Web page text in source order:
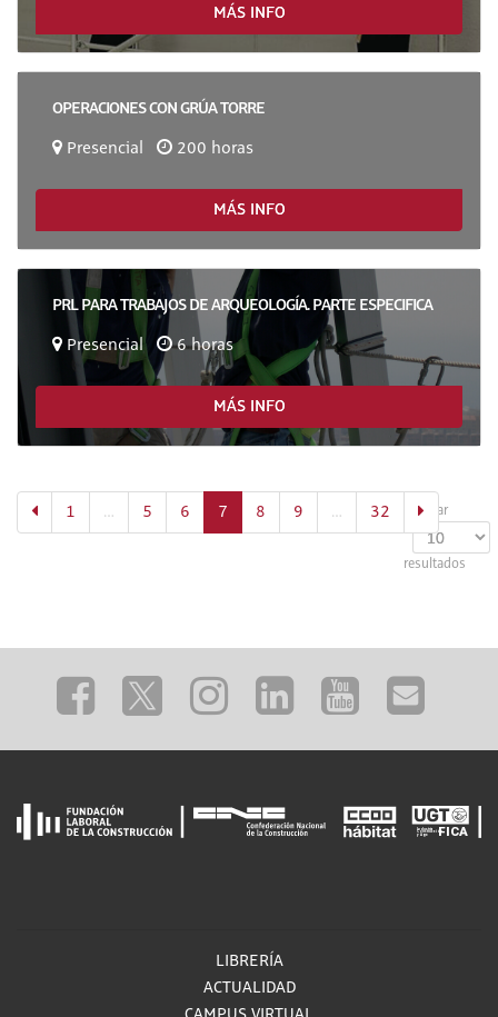
MÁS INFO
OPERACIONES CON GRÚA TORRE
Presencial 200 horas
MÁS INFO
PRL PARA TRABAJOS DE ARQUEOLOGÍA. PARTE ESPECIFICA
Presencial 6 horas
MÁS INFO
Mostrar
resultados
1 … 5 6 7 (actual)
8 9 … 32
LIBRERÍA
ACTUALIDAD